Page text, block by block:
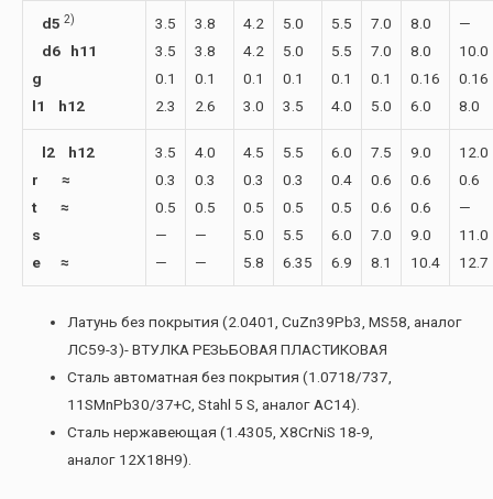
d5 2)
d6 h11
g
l1 h12
3.5
3.5
0.1
2.3
3.8
3.8
0.1
2.6
4.2
4.2
0.1
3.0
5.0
5.0
0.1
3.5
5.5
5.5
0.1
4.0
7.0
7.0
0.1
5.0
8.0
8.0
0.16
6.0
—
10.0
0.16
8.0
l2 h12
r ≈
t ≈
s
e ≈
3.5
0.3
0.5
—
—
4.0
0.3
0.5
—
—
4.5
0.3
0.5
5.0
5.8
5.5
0.3
0.5
5.5
6.35
6.0
0.4
0.5
6.0
6.9
7.5
0.6
0.6
7.0
8.1
9.0
0.6
0.6
9.0
10.4
12.0
0.6
—
11.0
12.7
Латунь без покрытия (2.0401, CuZn39Pb3, MS58, аналог
ЛС59-3)- ВТУЛКА РЕЗЬБОВАЯ ПЛАСТИКОВАЯ
Сталь автоматная без покрытия (1.0718/737,
11SMnPb30/37+C, Stahl 5 S, аналог АС14).
Сталь нержавеющая (1.4305, X8CrNiS 18-9,
аналог 12Х18Н9).